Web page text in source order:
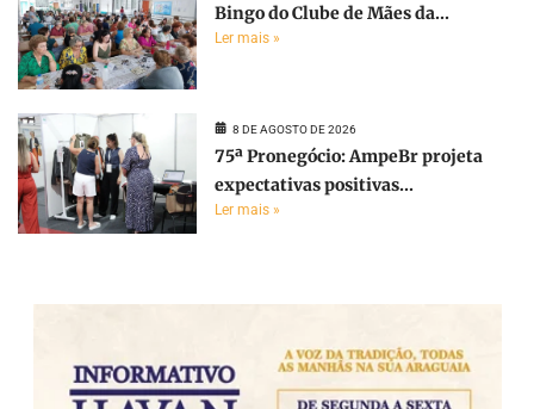
Bingo do Clube de Mães da...
Ler mais »
8 DE AGOSTO DE 2026
75ª Pronegócio: AmpeBr projeta
expectativas positivas...
Ler mais »